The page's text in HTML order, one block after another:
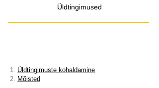
Üldtingimused
1. Üldtingimuste kohaldamine
2. Mõisted